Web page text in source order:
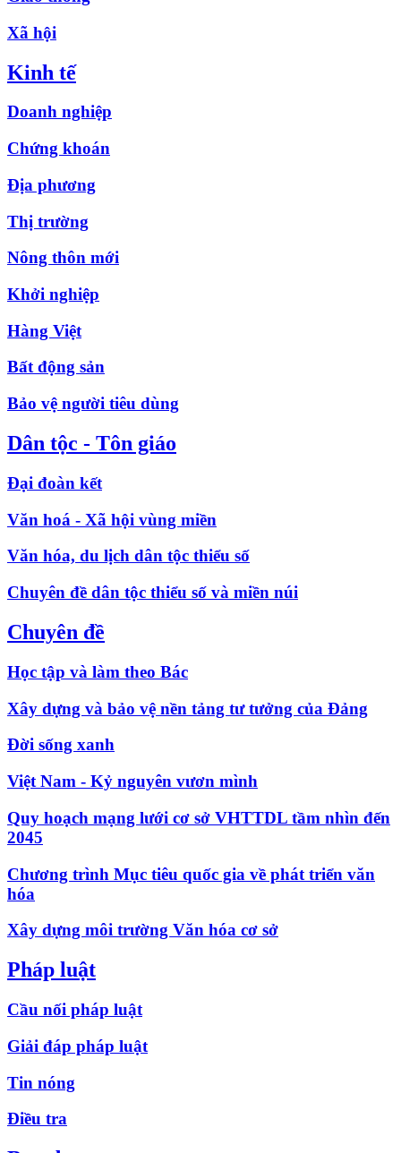
Xã hội
Kinh tế
Doanh nghiệp
Chứng khoán
Địa phương
Thị trường
Nông thôn mới
Khởi nghiệp
Hàng Việt
Bất động sản
Bảo vệ người tiêu dùng
Dân tộc - Tôn giáo
Đại đoàn kết
Văn hoá - Xã hội vùng miền
Văn hóa, du lịch dân tộc thiểu số
Chuyên đề dân tộc thiểu số và miền núi
Chuyên đề
Học tập và làm theo Bác
Xây dựng và bảo vệ nền tảng tư tưởng của Đảng
Đời sống xanh
Việt Nam - Kỷ nguyên vươn mình
Quy hoạch mạng lưới cơ sở VHTTDL tầm nhìn đến
2045
Chương trình Mục tiêu quốc gia về phát triển văn
hóa
Xây dựng môi trường Văn hóa cơ sở
Pháp luật
Cầu nối pháp luật
Giải đáp pháp luật
Tin nóng
Điều tra